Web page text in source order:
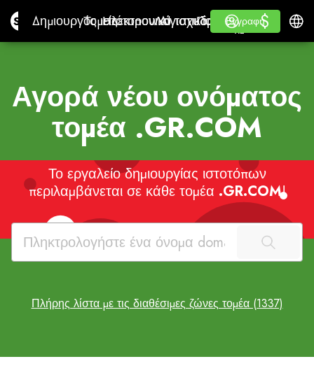
Site.proΔημιουργός ιστότοπου AI
Δημιουργός ιστότοπου AI
Τομείς
ΤομείςΗλεκτρονικό ταχυδρομείο
Ηλεκτρονικό ταχυδρομείο
Λογιστικό λογισμικό
Λογιστικό λογισμικό
Για
Για Μεταπωλητές
ΛΕΥΚΉ ΕΤΙΚΈΤΑ
Μαθαίνω
Μαθαίνω
Εγγραφή
Εγγραφή
Σύνδεση$
$
Αγορά νέου ονόματος
τομέα .GR.COM
Το εργαλείο δημιουργίας ιστοτόπων
περιλαμβάνεται σε κάθε τομέα .GR.COM!
Πλήρης λίστα με τις διαθέσιμες ζώνες τομέα (1337)